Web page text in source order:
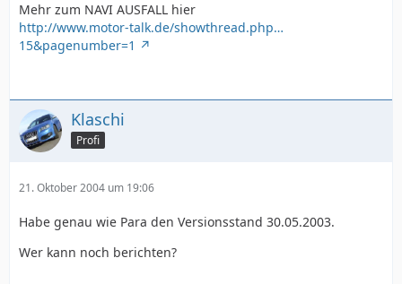
Mehr zum NAVI AUSFALL hier
http://www.motor-talk.de/showthread.php…
15&pagenumber=1
Klaschi
Profi
21. Oktober 2004 um 19:06
Habe genau wie Para den Versionsstand 30.05.2003.
Wer kann noch berichten?